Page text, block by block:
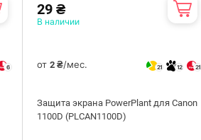
6
29 ₴
В наличии
от2 ₴/мес. 21 12 21
Защита экрана PowerPlant для Canon
1100D (PLCAN1100D)